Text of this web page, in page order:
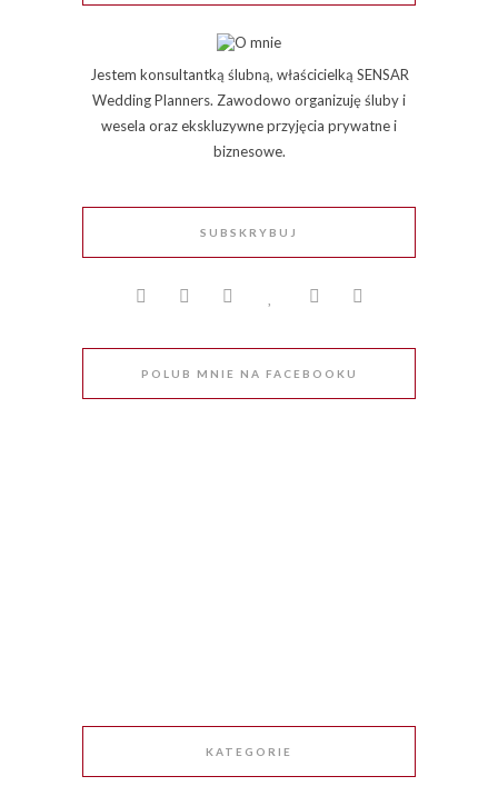
Jestem konsultantką ślubną, właścicielką SENSAR
Wedding Planners. Zawodowo organizuję śluby i
wesela oraz ekskluzywne przyjęcia prywatne i
biznesowe.
SUBSKRYBUJ
POLUB MNIE NA FACEBOOKU
KATEGORIE